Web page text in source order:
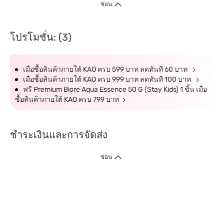
ซ่อน
โปรโมชั่น: (3)
เมื่อซื้อสินค้าภายใต้ KAO ครบ 599 บาท ลดทันที 60 บาท
เมื่อซื้อสินค้าภายใต้ KAO ครบ 999 บาท ลดทันที 100 บาท
ฟรี Premium Biore Aqua Essence 50 G (Stay Kids) 1 ชิ้น เมื่อ
ซื้อสินค้าภายใต้ KAO ครบ 799 บาท
ชำระเงินและการจัดส่ง
ซ่อน